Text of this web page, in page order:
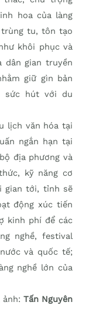
hoa của làng
trùng tu, tôn tạo
khôi phục và
dân gian truyền
giữ gìn bản
sức hút với du
lịch văn hóa tại
ngắn hạn tại
địa phương và
kỹ năng cơ
gian tới, tỉnh sẽ
động xúc tiến
kinh phí để các
nghề, festival
và quốc tế;
nghề lớn của
ảnh: Tấn Nguyên